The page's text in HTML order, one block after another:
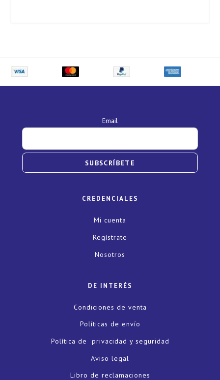
Email
SUBSCRÍBETE
CREDENCIALES
Mi cuenta
Regístrate
Nosotros
DE INTERÉS
Condiciones de venta
Políticas de envío
Política de privacidad y seguridad
Aviso legal
Libro de reclamaciones